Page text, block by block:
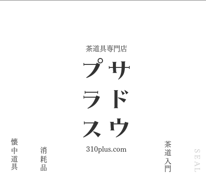
​茶道具専門店
懐中道具 消耗品
サ
ド
ウ
プ
ラ
ス
310plus.com 茶道入門 SEAL